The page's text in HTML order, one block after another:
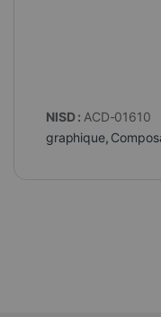
NISD : ACD-01610
graphique,